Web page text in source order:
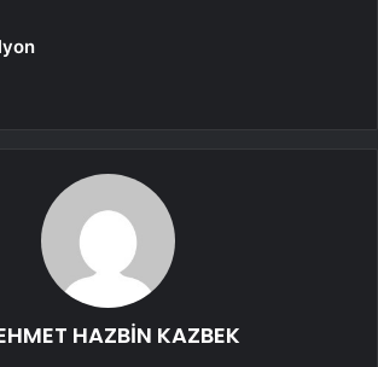
HAZBİN KAZBEK